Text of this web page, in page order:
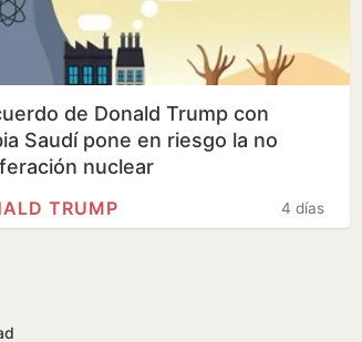
de Donald Trump con
Saudí pone en riesgo la no
nuclear
4 días
TRUMP